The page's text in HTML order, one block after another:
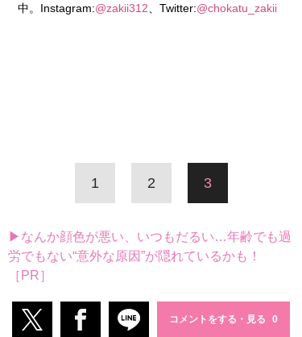
中。Instagram:@zakii312 、Twitter:@chokatu_zakii
1 2 3
▶なんか顔色が悪い、いつもだるい…年齢でも過
労でもない“意外な原因”が隠れているかも！
［PR］
コメントをする・見る